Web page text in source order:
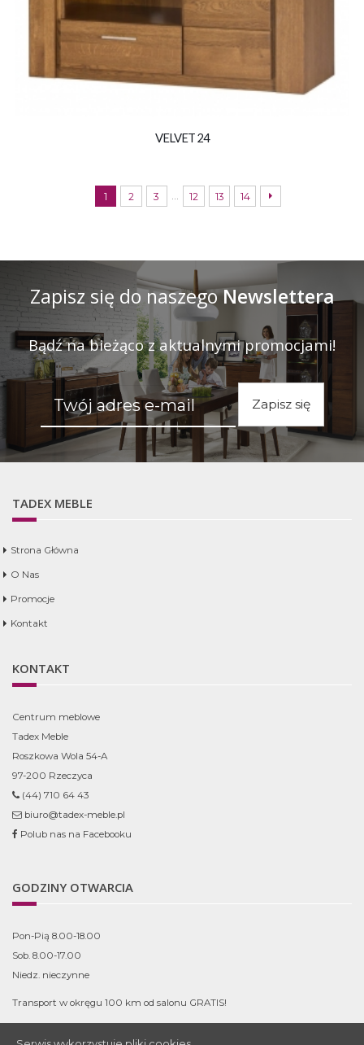
VELVET 24
1 2 3 12 13 14
Zapisz się do naszegoNewslettera
Bądź na bieżąco z aktualnymi promocjami!
Zapisz się
TADEX MEBLE
Strona Główna
O Nas
Promocje
Kontakt
KONTAKT
Centrum meblowe
Tadex Meble
Roszkowa Wola 54-A
97-200 Rzeczyca
(44) 710 64 43
biuro@tadex-meble.pl
Polub nas na Facebooku
GODZINY OTWARCIA
Pon-Pią 8.00-18.00
Sob. 8.00-17.00
Niedz. nieczynne
Transport w okręgu 100 km od salonu GRATIS!